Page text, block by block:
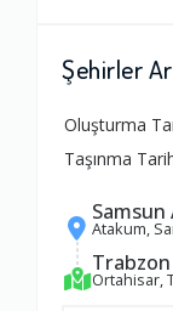
Şehirler
Oluşturma
Taşınma
Atakum,
Ortahisar,